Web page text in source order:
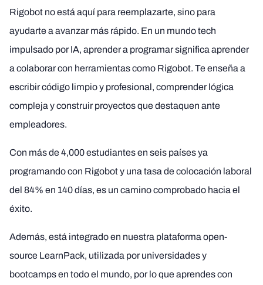
Rigobot no está aquí para reemplazarte, sino para
ayudarte a avanzar más rápido. En un mundo tech
impulsado por IA, aprender a programar significa aprender
a colaborar con herramientas como Rigobot. Te enseña a
escribir código limpio y profesional, comprender lógica
compleja y construir proyectos que destaquen ante
empleadores.
Con más de 4,000 estudiantes en seis países ya
programando con Rigobot y una tasa de colocación laboral
del 84% en 140 días, es un camino comprobado hacia el
éxito.
Además, está integrado en nuestra plataforma open-
source LearnPack, utilizada por universidades y
bootcamps en todo el mundo, por lo que aprendes con